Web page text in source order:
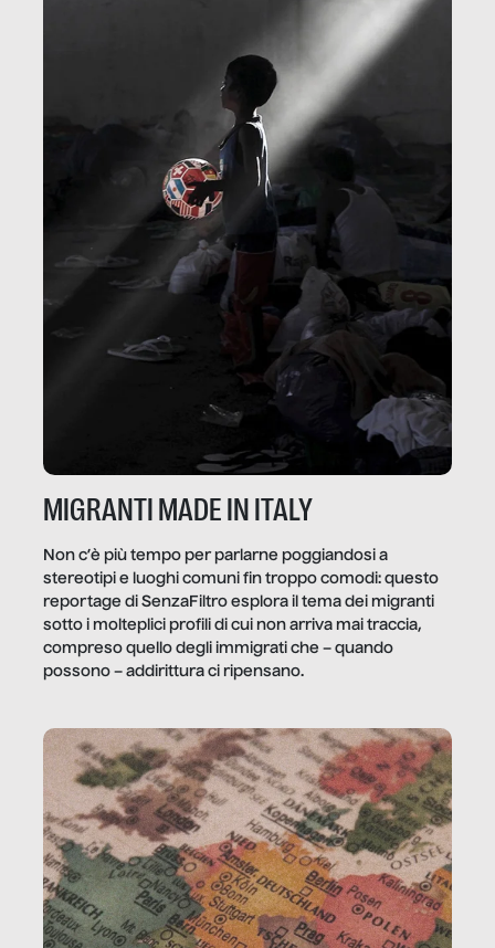
MIGRANTI MADE IN ITALY
Non c’è più tempo per parlarne poggiandosi a
stereotipi e luoghi comuni fin troppo comodi: questo
reportage di SenzaFiltro esplora il tema dei migranti
sotto i molteplici profili di cui non arriva mai traccia,
compreso quello degli immigrati che – quando
possono – addirittura ci ripensano.